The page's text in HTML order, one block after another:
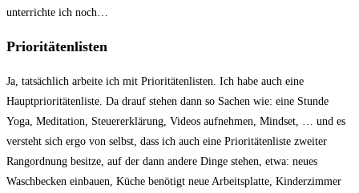
unterrichte ich noch…
Prioritätenlisten
Ja, tatsächlich arbeite ich mit Prioritätenlisten. Ich habe auch eine
Hauptprioritätenliste. Da drauf stehen dann so Sachen wie: eine Stunde
Yoga, Meditation, Steuererklärung, Videos aufnehmen, Mindset, … und es
versteht sich ergo von selbst, dass ich auch eine Prioritätenliste zweiter
Rangordnung besitze, auf der dann andere Dinge stehen, etwa: neues
Waschbecken einbauen, Küche benötigt neue Arbeitsplatte, Kinderzimmer